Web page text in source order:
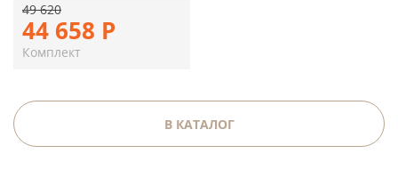
44 658 Р
49 620
Комплект
В КАТАЛОГ